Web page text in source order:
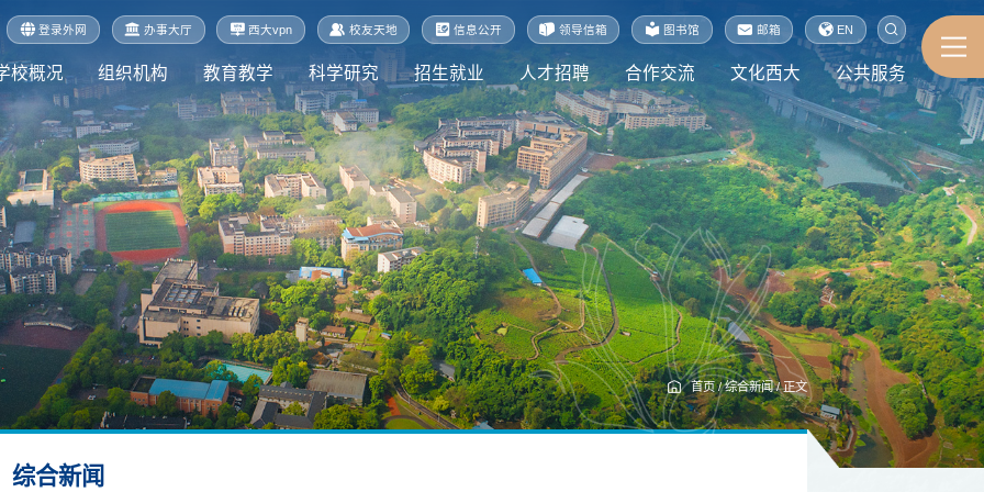
登录外网 办事大厅 西大vpn 校友天地 信息公开 领导信箱 图书馆 邮箱 EN
校概况 组织机构 教育教学 科学研究 招生就业 人才招聘 合作交流 文化西大 公共服务
首页/综合新闻/正文
综合新闻